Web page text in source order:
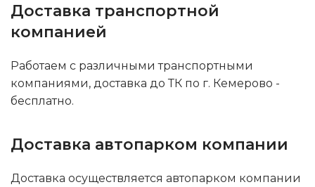
Доставка транспортной
компанией
Работаем с различными транспортными
компаниями, доставка до ТК по г. Кемерово -
бесплатно.
Доставка автопарком компании
Доставка осуществляется автопарком компании